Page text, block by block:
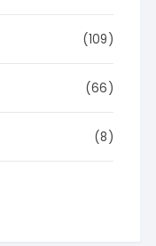
(109)
(66)
(8)